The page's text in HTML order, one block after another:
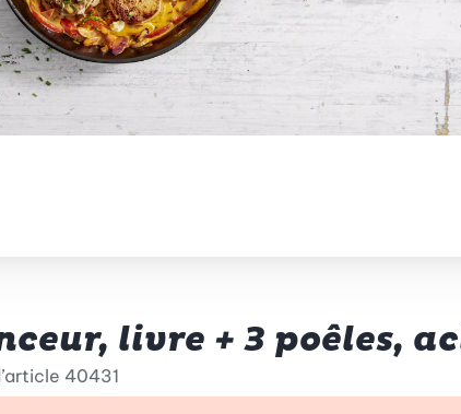
livre + 3 poêles,
40431